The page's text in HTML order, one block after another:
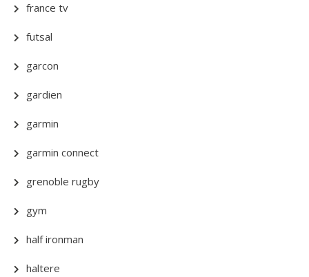
france tv
futsal
garcon
gardien
garmin
garmin connect
grenoble rugby
gym
half ironman
haltere